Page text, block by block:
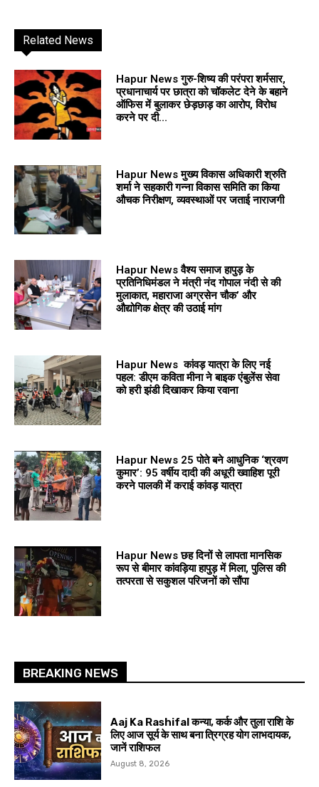
Related News
Hapur News गुरु-शिष्य की परंपरा शर्मसार,
प्रधानाचार्य पर छात्रा को चॉकलेट देने के बहाने
ऑफिस में बुलाकर छेड़छाड़ का आरोप, विरोध
करने पर दी...
Hapur News मुख्य विकास अधिकारी श्रुति
शर्मा ने सहकारी गन्ना विकास समिति का किया
औचक निरीक्षण, व्यवस्थाओं पर जताई नाराजगी
Hapur News वैश्य समाज हापुड़ के
प्रतिनिधिमंडल ने मंत्री नंद गोपाल नंदी से की
मुलाकात, महाराजा अग्रसेन चौक’ और
औद्योगिक क्षेत्र की उठाई मांग
Hapur News कांवड़ यात्रा के लिए नई
पहल: डीएम कविता मीना ने बाइक एंबुलेंस सेवा
को हरी झंडी दिखाकर किया रवाना
Hapur News 25 पोते बने आधुनिक ‘श्रवण
कुमार’: 95 वर्षीय दादी की अधूरी ख्वाहिश पूरी
करने पालकी में कराई कांवड़ यात्रा
Hapur News छह दिनों से लापता मानसिक
रूप से बीमार कांवड़िया हापुड़ में मिला, पुलिस की
तत्परता से सकुशल परिजनों को सौंपा
BREAKING NEWS
Aaj Ka Rashifal कन्या, कर्क और तुला राशि के
लिए आज सूर्य के साथ बना त्रिग्रह योग लाभदायक,
जानें राशिफल
August 8, 2026